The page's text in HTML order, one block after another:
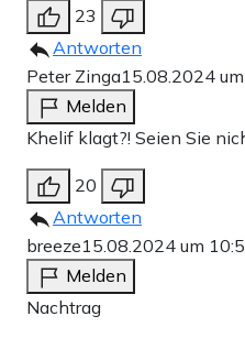
23
Antworten
Peter Zinga15.08.2024
Melden
Khelif klagt?! Seien Sie
20
Antworten
breeze15.08.2024 um
Melden
Nachtrag